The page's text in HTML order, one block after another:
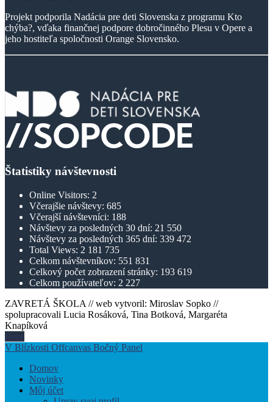
Projekt podporila Nadácia pre deti Slovenska z programu Kto
chýba?, vďaka finančnej podpore dobročinného Plesu v Opere a
jeho hostiteľa spoločnosti Orange Slovensko.
Štatistiky návštevnosti
Online Visitors: 2
Včerajšie návštevy: 685
Včerajší návštevníci: 188
Návštevy za posledných 30 dní: 21 550
Návštevy za posledných 365 dní: 339 472
Total Views: 2 181 735
Celkom návštevníkov: 551 831
Celkový počet zobrazení stránky: 193 619
Celkom používateľov: 2 227
ZAVRETÁ ŠKOLA // web vytvoril: Miroslav Sopko //
spolupracovali Lucia Rosáková, Tina Botková, Margaréta
Knapíková
Hore
V Blízkosti Offcanvas Bočný Panel
Domov
Novinky
Môj účet